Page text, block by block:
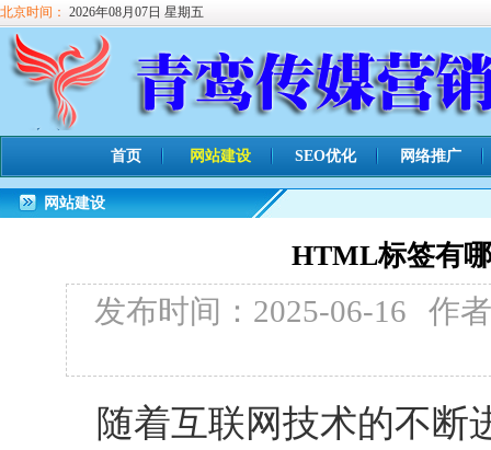
北京时间： 2026年08月07日 星期五
首页 网站建设 SEO优化 网络推广
网站建设
HTML标签有
发布时间：2025-06-16 作
随着互联网技术的不断